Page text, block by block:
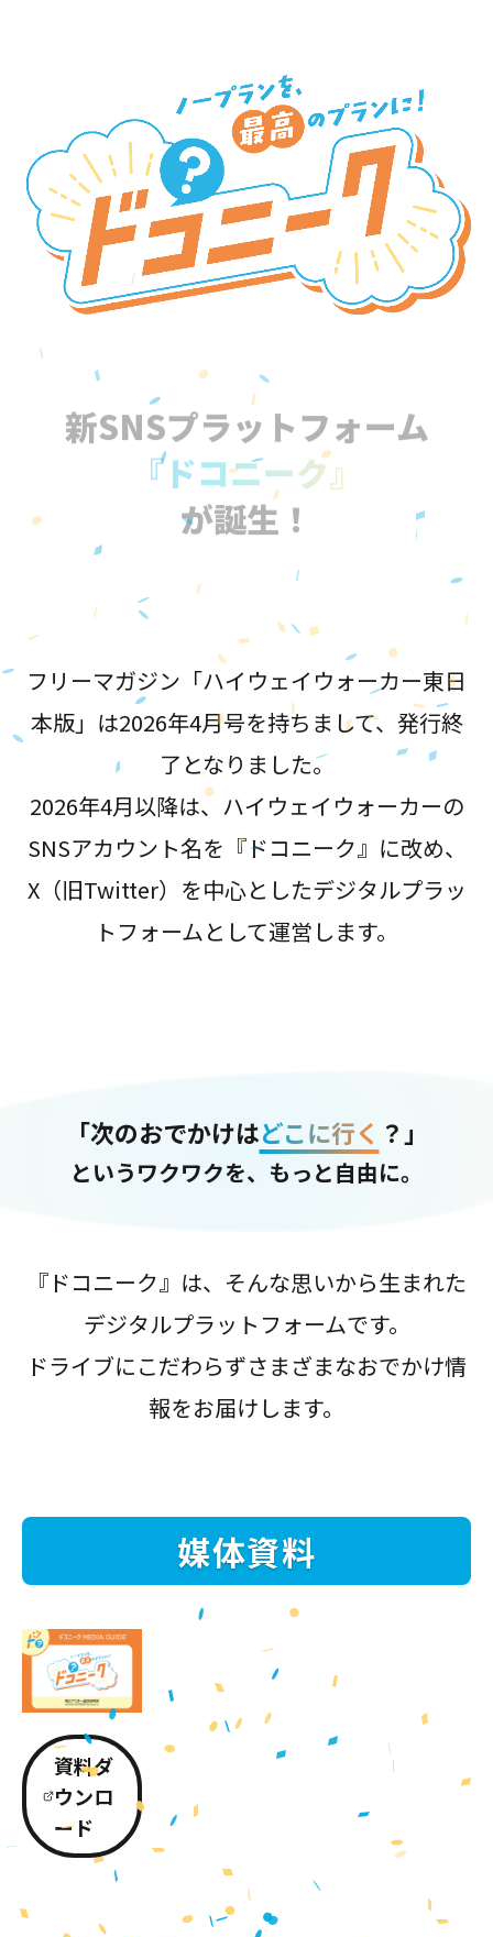
新SNSプラットフォーム
『ドコニーク』
が誕生！
フリーマガジン「ハイウェイウォーカー東日
本版」は2026年4月号を持ちまして、発行終
了となりました。
2026年4月以降は、ハイウェイウォーカーの
SNSアカウント名を『ドコニーク』に改め、
X（旧Twitter）を中心としたデジタルプラッ
トフォームとして運営します。
「次のおでかけはどこに行く ？」
というワクワクを、もっと自由に。
『ドコニーク』は、そんな思いから生まれた
デジタルプラットフォームです。
ドライブにこだわらずさまざまなおでかけ情
報をお届けします。
媒体資料
資料ダ
ウンロ
ード